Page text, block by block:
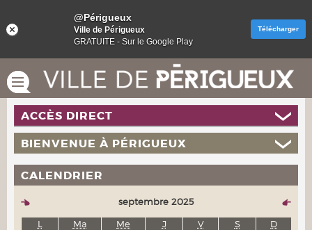
ACCÈS DIRECT
BIENVENUE À PÉRIGUEUX
CALENDRIER
septembre 2025
L
Ma Me J V S
D
@Périgueux
Ville de Périgueux
GRATUITE - Sur le Google Play
Télécharger